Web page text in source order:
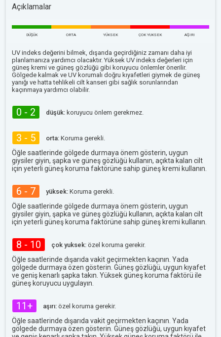
Açıklamalar
DÜŞÜK ORTA YÜKSEK ÇOK YUKSEK AŞIRI
UV indeks değerini bilmek, dışarıda geçirdiğiniz zamanı daha iyi
planlamanıza yardımcı olacaktır. Yüksek UV indeks değerleri için
güneş kremi ve güneş gözlüğü gibi koruyucu önlemler önerilir.
Gölgede kalmak ve UV korumalı doğru kıyafetleri giymek de güneş
yanığı ve hatta tehlikeli cilt kanseri gibi sağlık sorunlarından
kaçınmaya yardımcı olabilir.
0 - 2 düşük: koruyucu önlem gerekmez.
3 - 5 orta: Koruma gerekli.
Öğle saatlerinde gölgede durmaya önem gösterin, uygun
giysiler giyin, şapka ve güneş gözlüğü kullanın, açıkta kalan cilt
için yeterli güneş koruma faktörüne sahip güneş kremi kullanın.
6 - 7 yüksek: Koruma gerekli.
Öğle saatlerinde gölgede durmaya önem gösterin, uygun
giysiler giyin, şapka ve güneş gözlüğü kullanın, açıkta kalan cilt
için yeterli güneş koruma faktörüne sahip güneş kremi kullanın.
8 - 10 çok yuksek: özel koruma gerekir.
Öğle saatlerinde dışarıda vakit geçirmekten kaçının. Yada
gölgede durmaya özen gösterin. Güneş gözlüğü, uygun kıyafet
ve geniş kenarlı şapka takın. Yüksek güneş koruma faktörü ile
güneş koruyucu uygulayın.
11+ aşırı: özel koruma gerekir.
Öğle saatlerinde dışarıda vakit geçirmekten kaçının. Yada
gölgede durmaya özen gösterin. Güneş gözlüğü, uygun kıyafet